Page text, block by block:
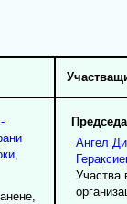
Ангел
Участва